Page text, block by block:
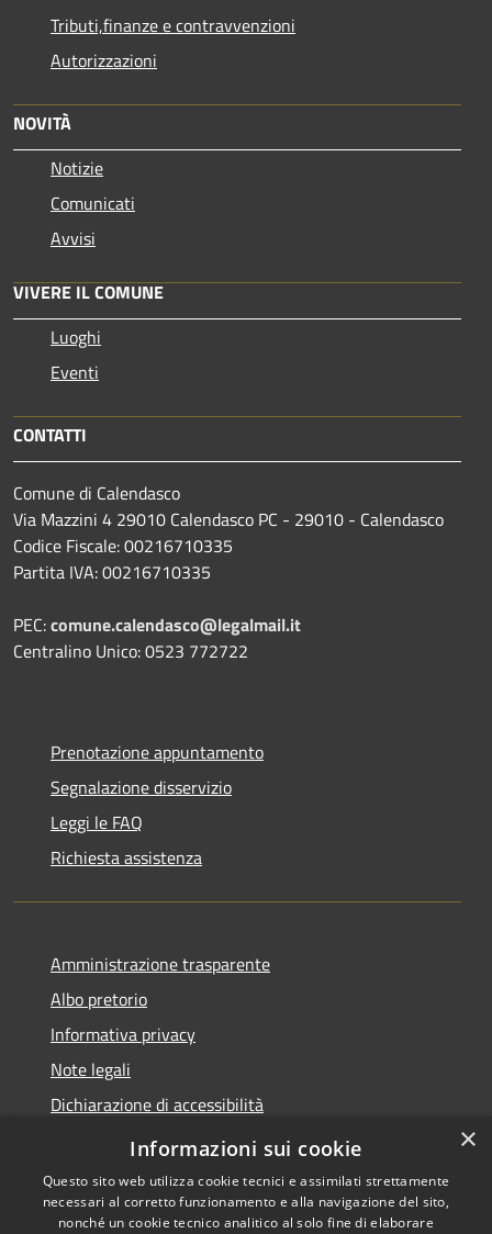
Tributi,finanze e contravvenzioni
Autorizzazioni
NOVITÀ
Notizie
Comunicati
Avvisi
VIVERE IL COMUNE
Luoghi
Eventi
CONTATTI
Comune di Calendasco
Via Mazzini 4 29010 Calendasco PC - 29010 - Calendasco
Codice Fiscale: 00216710335
Partita IVA: 00216710335
PEC:comune.calendasco@legalmail.it
Centralino Unico: 0523 772722
Prenotazione appuntamento
Segnalazione disservizio
Leggi le FAQ
Richiesta assistenza
Amministrazione trasparente
Albo pretorio
Informativa privacy
Note legali
Dichiarazione di accessibilità
Piano di miglioramento del sito
×
Informazioni sui cookie
Questo sito web utilizza cookie tecnici e assimilati strettamente
necessari al corretto funzionamento e alla navigazione del sito,
nonché un cookie tecnico analitico al solo fine di elaborare